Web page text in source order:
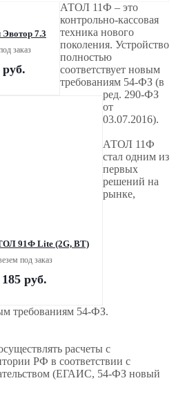
7.3
заказ
руб.
касса АТОЛ 91Ф Lite (2G, ВТ)
под заказ
185 руб.
АТОЛ 11Ф – это
контрольно-кассовая
техника нового
поколения. Устройство
полностью
соответствует новым
требованиям 54-ФЗ (в
ред. 290-ФЗ
от
03.07.2016).
АТОЛ 11Ф
стал одним из
первых
решений на
рынке,
требованиям 54-ФЗ.
расчеты с
РФ в соответствии с
(ЕГАИС, 54-ФЗ новый